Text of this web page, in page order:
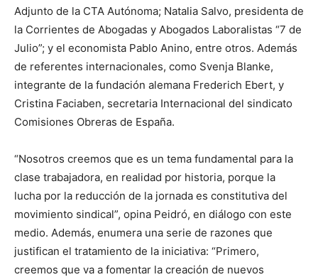
Adjunto de la CTA Autónoma; Natalia Salvo, presidenta de
la Corrientes de Abogadas y Abogados Laboralistas “7 de
Julio”; y el economista Pablo Anino, entre otros. Además
de referentes internacionales, como Svenja Blanke,
integrante de la fundación alemana Frederich Ebert, y
Cristina Faciaben, secretaria Internacional del sindicato
Comisiones Obreras de España.
“Nosotros creemos que es un tema fundamental para la
clase trabajadora, en realidad por historia, porque la
lucha por la reducción de la jornada es constitutiva del
movimiento sindical”, opina Peidró, en diálogo con este
medio. Además, enumera una serie de razones que
justifican el tratamiento de la iniciativa: “Primero,
creemos que va a fomentar la creación de nuevos